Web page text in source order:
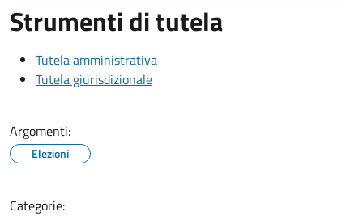
Strumenti di tutela
Tutela amministrativa
Tutela giurisdizionale
Argomenti:
Elezioni
Categorie: